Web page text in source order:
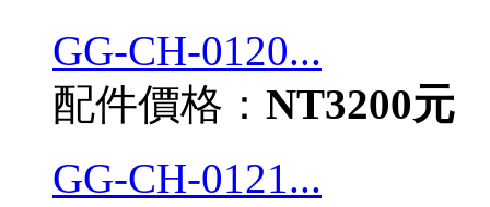
GG-CH-0120...
配件價格： NT3200元
GG-CH-0121...